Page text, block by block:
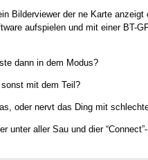
Bilderviewer der ne Karte anzeigt
aufspielen und mit einer BT-
dann in dem Modus?
mit dem Teil?
oder nervt das Ding mit
unter aller Sau und dier